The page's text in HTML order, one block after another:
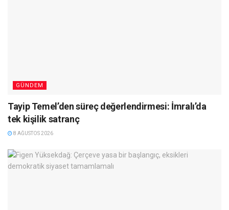
GÜNDEM
Tayip Temel’den süreç değerlendirmesi: İmralı’da
tek kişilik satranç
8 AĞUSTOS 2026